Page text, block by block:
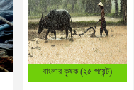
বাংলার কৃষক (২৫ পয়েন্ট)